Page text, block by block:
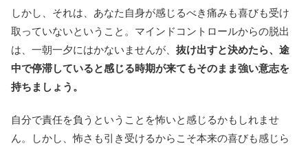
しかし、それは、あなた自身が感じるべき痛みも喜びも受け
取っていないということ。マインドコントロールからの脱出
は、一朝一夕にはかないませんが、 抜け出すと決めたら、途
中で停滞していると感じる時期が来てもそのまま強い意志を
持ちましょう。
自分で責任を負うということを怖いと感じるかもしれませ
ん。しかし、怖さも引き受けるからこそ本来の喜びも感じら